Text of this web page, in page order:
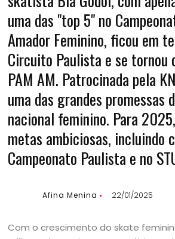
uma das "top 5" no
Amador Feminino, ficou em
Circuito Paulista e se tornou
PAM AM. Patrocinada pela
uma das grandes promessas
nacional feminino. Para
metas ambiciosas, incluindo
Campeonato Paulista e no
Afina Menina 22/01/2025
Com o crescimento do skate